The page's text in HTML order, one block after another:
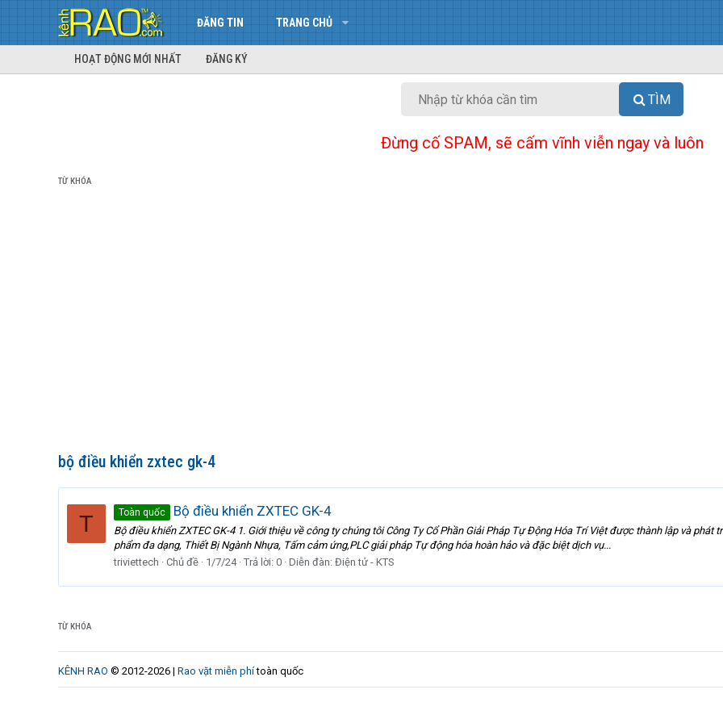
ĐĂNG TIN TRANG CHỦ
HOẠT ĐỘNG MỚI NHẤT ĐĂNG KÝ
TÌM
Đừng cố SPAM, sẽ cấm vĩnh viễn ngay và luôn
TỪ KHÓA
bộ điều khiển zxtec gk-4
T Toàn quốc Bộ điều khiển ZXTEC GK-4
Bộ điều khiển ZXTEC GK-4 1. Giới thiệu về công ty chúng tôi Công Ty Cổ Phần Giải Pháp Tự Động Hóa Trí Việt được thành lập và
phẩm đa dạng, Thiết Bị Ngành Nhựa, Tấm cảm ứng,PLC giải pháp Tự động hóa hoàn hảo và đặc biệt dịch vụ...
triviettech
Chủ đề 1/7/24 Trả lời: 0 Diễn đàn: Điện tử - KTS
TỪ KHÓA
KÊNH RAO © 2012-2026 | Rao vặt miễn phítoàn quốc